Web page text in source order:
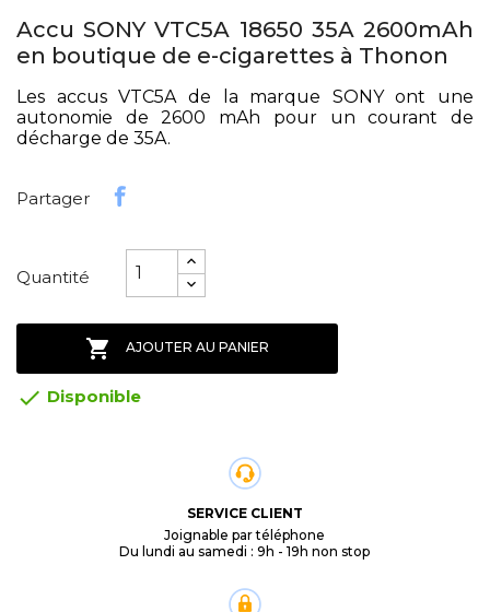
Accu SONY VTC5A 18650 35A 2600mAh
en boutique de e-cigarettes à Thonon
Les accus VTC5A de la marque SONY ont une
autonomie de 2600 mAh pour un courant de
décharge de 35A.
Partager
Quantité
 AJOUTER AU PANIER
 Disponible
SERVICE CLIENT
Joignable par téléphone
Du lundi au samedi : 9h - 19h non stop